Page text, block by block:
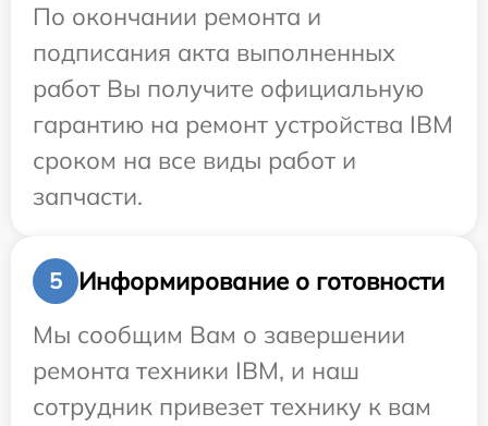
По окончании ремонта и
подписания акта выполненных
работ Вы получите официальную
гарантию на ремонт устройства IBM
сроком на все виды работ и
запчасти.
5
Информирование о готовности
Мы сообщим Вам о завершении
ремонта техники IBM, и наш
сотрудник привезет технику к вам